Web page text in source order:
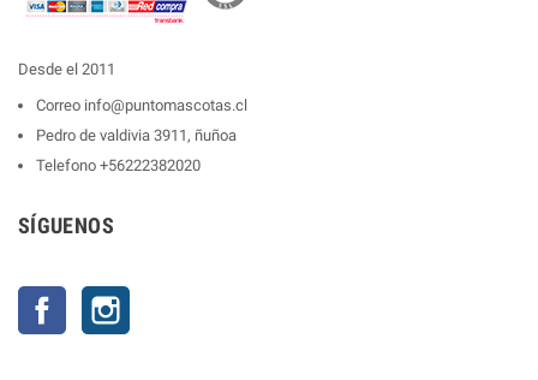
Desde el 2011
Correo info@puntomascotas.cl
Pedro de valdivia 3911, ñuñoa
Telefono +56222382020
SÍGUENOS
Facebook